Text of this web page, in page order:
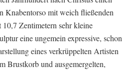
Knabentorso mit weich fließenden
Zentimetern sehr kleine
eine ungemein expressive, schon
eines verkrüppelten Artisten
Brustkorb und ausgemergelten,